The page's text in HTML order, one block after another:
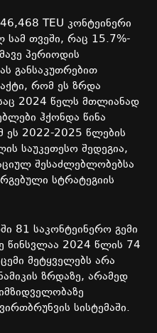
TEU კონტეინერი
სამ თვეში, რაც 15.7%-
პერიოდის
განსაკუთრებით
, რომ ეს ზრდა
2024 წელს მთლიანად
ჰქონდა წინა
ეს 2022-2025 წლების
საუკეთესო შედეგია,
შესაძლებლობებსა
სტრატეგიის
81 საკონტეინერო გემი
წინსვლაა 2024 წლის 74
მეტყველებს არა
ზრდაზე, არამედ
სისტემაში.